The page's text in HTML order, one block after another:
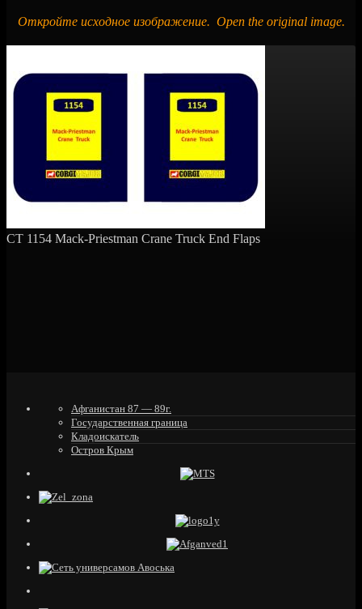
Откройте исходное изображение. Open the original image.
CT 1154 Mack-Priestman Crane Truck End Flaps
Афганистан 87 — 89г.
Государственная граница
Кладоискатель
Остров Крым